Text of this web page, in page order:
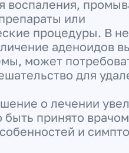
воспаления,
или
процедуры. В
аденоидов
может
для
о лечении
принято
и